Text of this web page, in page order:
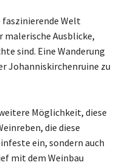
faszinierende Welt
Ausblicke,
sind. Eine Wanderung
Johanniskirchenruine zu
Möglichkeit, diese
die diese
ein, sondern auch
mit dem Weinbau